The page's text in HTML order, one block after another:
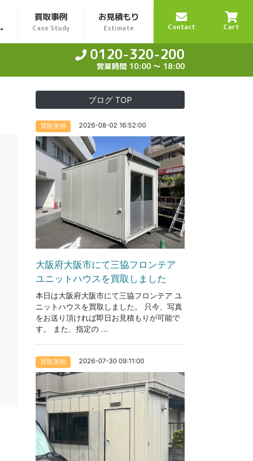
買取事例
Case Study
お見積もり
Estimate Contact Cart
0120-320-200
営業時間 10:00 〜 18:00
ブログ TOP
買取実例 2026-08-02 16:52:00
大阪府大阪市にて三協フロンテア
ユニットハウスを買取しました
本日は大阪府大阪市にて三協フロンテア ユ
ニットハウスを買取しました。 只今、写真
をお送り頂ければ即日お見積もりが可能で
す。 また、指定の ...
買取実例 2026-07-30 09:11:00